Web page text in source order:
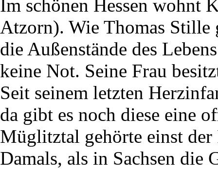
Im schönen Hessen wohnt
Atzorn). Wie Thomas Stille
die Außenstände des
keine Not. Seine Frau
Seit seinem letzten
da gibt es noch diese eine
Müglitztal gehörte einst
Damals, als in Sachsen die